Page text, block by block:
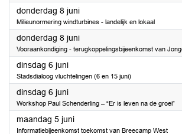
donderdag 8 juni2023
Milieunormering windturbines - landelijk en lokaal
donderdag 8 juni2023
Vooraankondiging - terugkoppelingsbijeenkomst van
dinsdag 6 juni2023
Stadsdialoog vluchtelingen (6 en 15 juni)
dinsdag 6 juni2023
Workshop Paul Schenderling – “Er is leven na de groei”
maandag 5 juni2023
Informatiebijeenkomst toekomst van Breecamp West